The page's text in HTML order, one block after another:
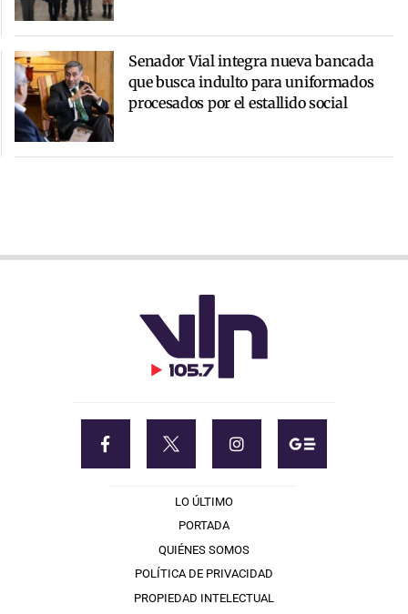
Senador Vial integra nueva bancada
que busca indulto para uniformados
procesados por el estallido social
LO ÚLTIMO
PORTADA
QUIÉNES SOMOS
POLÍTICA DE PRIVACIDAD
PROPIEDAD INTELECTUAL